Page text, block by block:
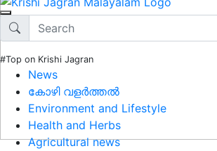
#Top on Krishi Jagran
News
കോഴി വളർത്തൽ
Environment and Lifestyle
Health and Herbs
Agricultural news